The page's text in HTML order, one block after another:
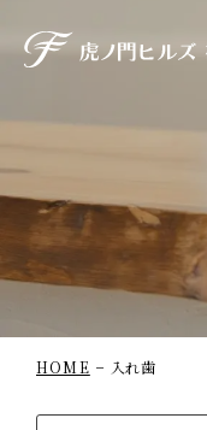
HOME 入れ歯